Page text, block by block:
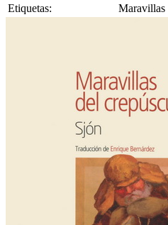
Etiquetas:
Maravillas